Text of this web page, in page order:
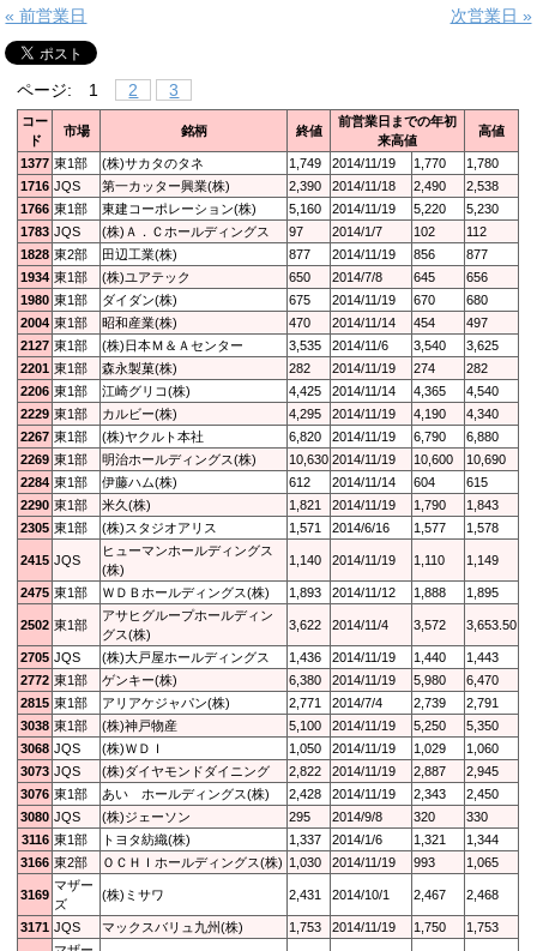
« 前営業日 次営業日 »
ページ: 1 2 3
コー
ド
市場 銘柄 終値
前営業日までの年初
来高値
高値
1377 東1部 (株)サカタのタネ 1,749 2014/11/19 1,770
1,780
1716 JQS 第一カッター興業(株) 2,390 2014/11/18 2,490
2,538
1766 東1部 東建コーポレーション(株) 5,160 2014/11/19 5,220
5,230
1783 JQS (株)Ａ．Ｃホールディングス 97 2014/1/7 102
112
1828 東2部 田辺工業(株) 877 2014/11/19 856
877
1934 東1部 (株)ユアテック 650 2014/7/8 645
656
1980 東1部 ダイダン(株) 675 2014/11/19 670
680
2004 東1部 昭和産業(株) 470 2014/11/14 454
497
2127 東1部 (株)日本Ｍ＆Ａセンター 3,535 2014/11/6 3,540
3,625
2201 東1部 森永製菓(株) 282 2014/11/19 274
282
2206 東1部 江崎グリコ(株) 4,425 2014/11/14 4,365
4,540
2229 東1部 カルビー(株) 4,295 2014/11/19 4,190
4,340
2267 東1部 (株)ヤクルト本社 6,820 2014/11/19 6,790
6,880
2269 東1部 明治ホールディングス(株) 10,630 2014/11/19 10,600
10,690
2284 東1部 伊藤ハム(株) 612 2014/11/14 604
615
2290 東1部 米久(株) 1,821 2014/11/19 1,790
1,843
2305 東1部 (株)スタジオアリス 1,571 2014/6/16 1,577 1,578
2415 JQS
ヒューマンホールディングス
(株)
1,140 2014/11/19 1,110 1,149
2475 東1部 ＷＤＢホールディングス(株) 1,893 2014/11/12 1,888 1,895
2502 東1部
アサヒグループホールディン
グス(株)
3,622 2014/11/4 3,572 3,653.50
2705 JQS (株)大戸屋ホールディングス 1,436 2014/11/19 1,440
1,443
2772 東1部 ゲンキー(株) 6,380 2014/11/19 5,980
6,470
2815 東1部 アリアケジャパン(株) 2,771 2014/7/4 2,739
2,791
3038 東1部 (株)神戸物産 5,100 2014/11/19 5,250
5,350
3068 JQS (株)ＷＤＩ 1,050 2014/11/19 1,029
1,060
3073 JQS (株)ダイヤモンドダイニング 2,822 2014/11/19 2,887
2,945
3076 東1部 あい ホールディングス(株) 2,428 2014/11/19 2,343
2,450
3080 JQS (株)ジェーソン 295 2014/9/8 320
330
3116 東1部 トヨタ紡織(株) 1,337 2014/1/6 1,321
1,344
3166 東2部 ＯＣＨＩホールディングス(株) 1,030 2014/11/19 993 1,065
3169
マザー
ズ
(株)ミサワ 2,431 2014/10/1 2,467 2,468
3171 JQS マックスバリュ九州(株) 1,753 2014/11/19 1,750
1,753